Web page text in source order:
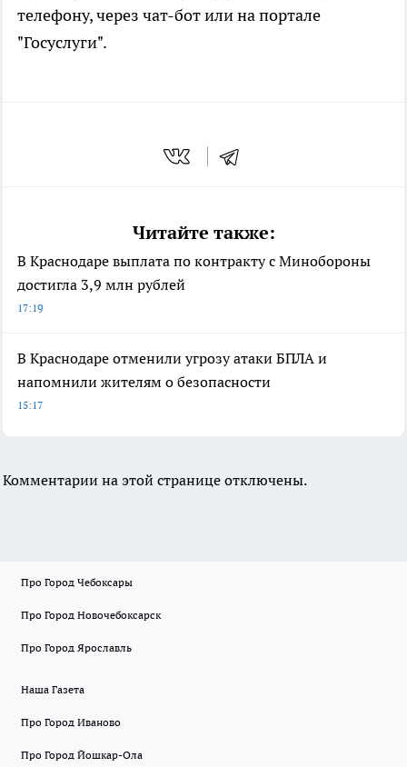
телефону, через чат-бот или на портале
"Госуслуги".
Читайте также:
В Краснодаре выплата по контракту с Минобороны
достигла 3,9 млн рублей
17:19
В Краснодаре отменили угрозу атаки БПЛА и
напомнили жителям о безопасности
15:17
Комментарии на этой странице отключены.
Про Город Чебоксары
Про Город Новочебоксарск
Про Город Ярославль
Наша Газета
Про Город Иваново
Про Город Йошкар-Ола